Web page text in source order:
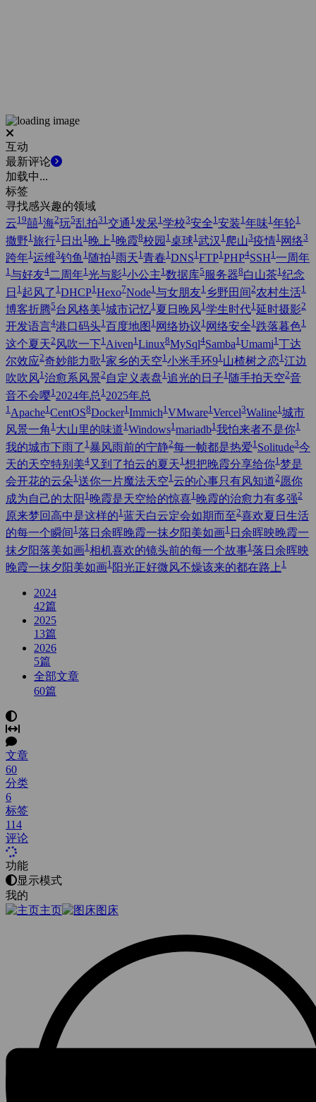
互动
最新评论
加载中...
标签
寻找感兴趣的领域
云19囍1海2玩5乱拍31交通 1发呆1学校3安全1安装1年味1年轮1
撒野1 旅行1 日出 1 晚上 1 晚霞8校园 1 桌球1 武汉 1 爬山3疫情1 网络3
跨年1 运维3钓鱼 1 随拍1 雨天1 青春1 DNS1 FTP1 PHP4SSH1 一周年
1 与好友4二周年1 光与影1 小公主1 数据库5 服务器8白山茶1 纪念
日 1 起风了 1 DHCP1 Hexo7Node1 与女朋友1 乡野田间 2农村生活1
博客折腾5台风格美1 城市记忆1 夏日晚风1 学生时代1 延时摄影2
开发语言4港口码头1 百度地图 1 网络协议1 网络安全1 跌落暮色1
这个夏天2 风吹一下1 Aiven1 Linux8MySql4Samba1 Umami1 丁达
尔效应2奇妙能力歌1 家乡的天空1 小米手环91 山楂树之恋1 江边
吹吹风1 治愈系风景2 自定义表盘1 追光的日子1 随手拍天空2音
音不会嘤1 2024年总 1 2025年总
1 Apache1 CentOS8Docker1 Immich1 VMware1 Vercel3Waline1 城市
风景一角 1 大山里的味道1 Windows1 mariadb1 我怕来者不是你1
我的城市下雨了 1 暴风雨前的宁静2每一帧都是热爱1 Solitude3今
天的天空特别美4又到了拍云的夏天1 想把晚霞分享给你1 梦是
会开花的云朵1 送你一片魔法天空1 云的心事只有风知道2愿你
成为自己的太阳 1 晚霞是天空给的惊喜1 晚霞的治愈力有多强2
原来梦回高中是这样的1 蓝天白云定会如期而至2喜欢夏日生活
的每一个瞬间 1 落日余晖晚霞一抹夕阳美如画1 日余晖映晚霞一
抹夕阳落美如画1 相机喜欢的镜头前的每一个故事1 落日余晖映
晚霞一抹夕阳美如画1 阳光正好微风不燥该来的都在路上 1
2024
42篇
2025
13篇
2026
5篇
全部文章
60篇
文章
60
分类
6
标签
114
评论
功能
显示模式
我的
主页
图床